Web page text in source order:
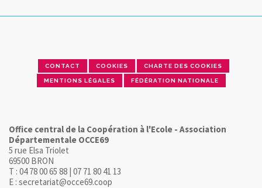
CONTACT COOKIES CHARTE DES COOKIES
MENTIONS LÉGALES FÉDÉRATION NATIONALE
Office central de la Coopération à l'Ecole - Association
Départementale OCCE69
5 rue Elsa Triolet
69500 BRON
T : 04 78 00 65 88 | 07 71 80 41 13
E : secretariat@occe69.coop